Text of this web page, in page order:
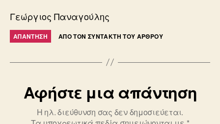
Γεώργιος Παναγούλης
ΑΠΆΝΤΗΣΗ ΑΠΌ ΤΟΝ ΣΥΝΤΆΚΤΗ ΤΟΥ ΆΡΘΡΟΥ
Αφήστε μια απάντηση
Η ηλ. διεύθυνση σας δεν δημοσιεύεται.